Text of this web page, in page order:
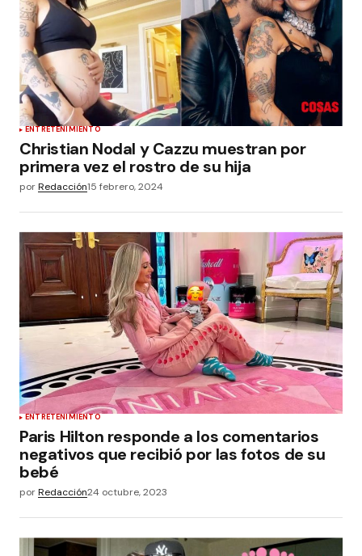
ENTRETENIMIENTO
Christian Nodal y Cazzu muestran por
primera vez el rostro de su hija
porRedacción15 febrero, 2024
ENTRETENIMIENTO
Paris Hilton responde a los comentarios
negativos que recibió por las fotos de su
bebé
porRedacción24 octubre, 2023